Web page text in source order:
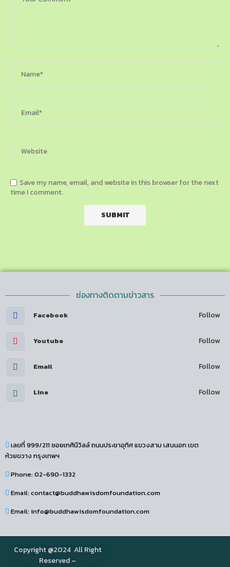
Save my name, email, and website in this browser for the next
time I comment.
ช่องทางติดตามข่าวสาร
Facebook Follow
Youtube Follow
Email Follow
Line Follow
เลขที่ 999/211 ซอยเกศินีวิลล์ ถนนประชาอุทิศ แขวงสาม เสนนอก เขต
ห้วยขวาง กรุงเทพฯ
Phone: 02-690-1332
Email: contact@buddhawisdomfoundation.com
Email: info@buddhawisdomfoundation.com
Copyright @2024 All Right
Reserved –